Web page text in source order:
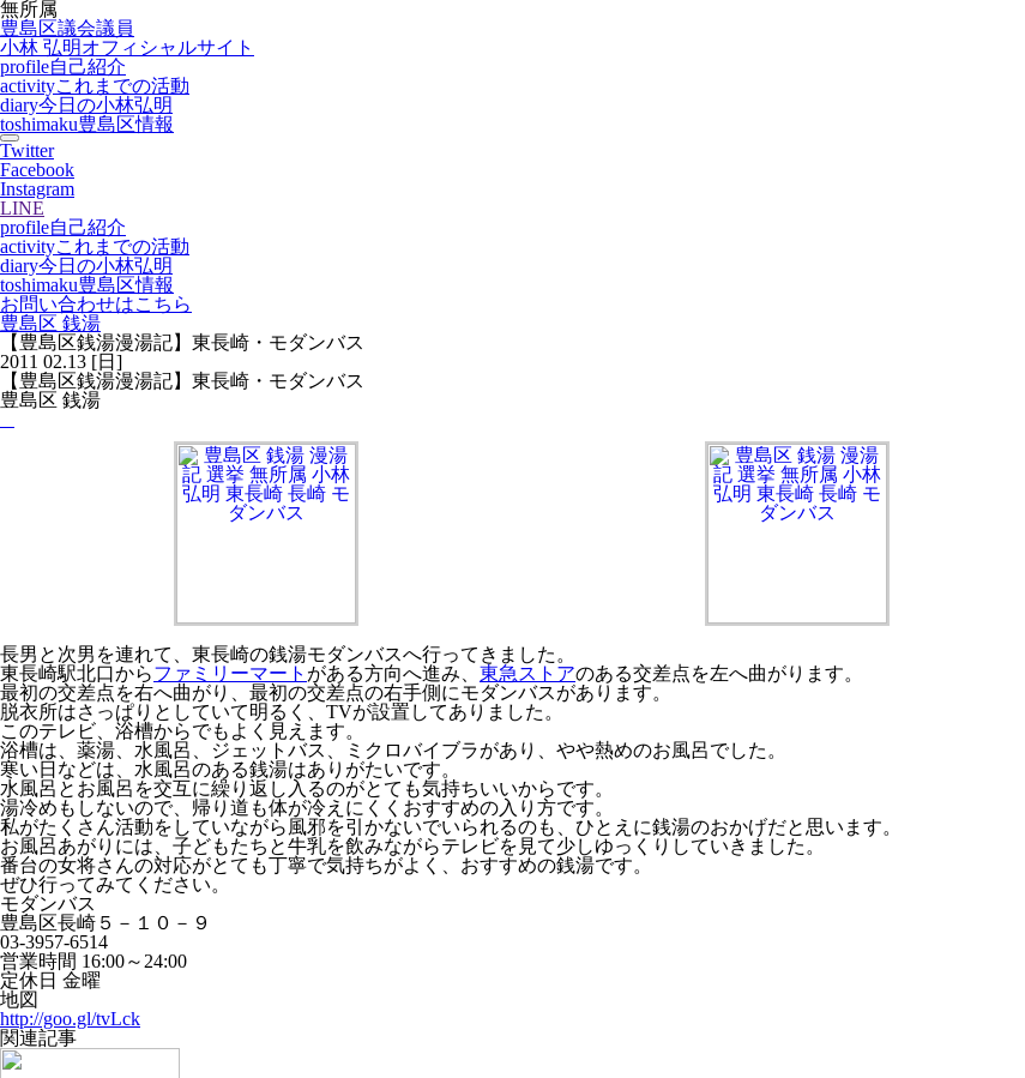
無所属
豊島区議会議員
小林 弘明オフィシャルサイト
profile自己紹介
activityこれまでの活動
diary今日の小林弘明
toshimaku豊島区情報
Twitter
Facebook
Instagram
LINE
profile自己紹介
activityこれまでの活動
diary今日の小林弘明
toshimaku豊島区情報
お問い合わせはこちら
豊島区 銭湯
【豊島区銭湯漫湯記】東長崎・モダンバス
2011 02.13 [日]
【豊島区銭湯漫湯記】東長崎・モダンバス
豊島区 銭湯
長男と次男を連れて、東長崎の銭湯モダンバスへ行ってきました。
東長崎駅北口からファミリーマート がある方向へ進み、 東急ストアのある交差点を左へ曲がります。
最初の交差点を右へ曲がり、最初の交差点の右手側にモダンバスがあります。
脱衣所はさっぱりとしていて明るく、TVが設置してありました。
このテレビ、浴槽からでもよく見えます。
浴槽は、薬湯、水風呂、ジェットバス、ミクロバイブラがあり、やや熱めのお風呂でした。
寒い日などは、水風呂のある銭湯はありがたいです。
水風呂とお風呂を交互に繰り返し入るのがとても気持ちいいからです。
湯冷めもしないので、帰り道も体が冷えにくくおすすめの入り方です。
私がたくさん活動をしていながら風邪を引かないでいられるのも、ひとえに銭湯のおかげだと思います。
お風呂あがりには、子どもたちと牛乳を飲みながらテレビを見て少しゆっくりしていきました。
番台の女将さんの対応がとても丁寧で気持ちがよく、おすすめの銭湯です。
ぜひ行ってみてください。
モダンバス
豊島区長崎５－１０－９
03-3957-6514
営業時間 16:00～24:00
定休日 金曜
地図
http://goo.gl/tvLck
関連記事